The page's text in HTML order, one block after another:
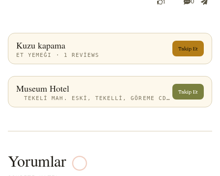
1
Kuzu kapama
ET YEMEĞI · 1 REVIEWS
Takip Et
Museum Hotel
TEKELI MAH. ESKI, TEKELLI, GÖREME CD. NO.1, 50240 UÇHISAR/NEVŞEHIR MERKEZ/NEVŞEHIR, TÜRKIYE
Takip Et
Yorumlar